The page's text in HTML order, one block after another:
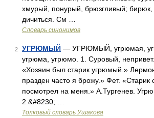
хмурый, понурый, брюзгливый; бирюк,
дичиться. См …
Словарь синонимов
2 УГРЮМЫЙ — УГРЮМЫЙ, угрюмая,
угрюма, угрюмо. 1. Суровый,
«Хозяин был старик угрюмый.»
празден часто я брожу.» Фет. «Старик
посмотрел на меня.» А.Тургенев.
2.&#8230; …
Толковый словарь Ушакова